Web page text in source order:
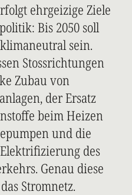
ehrgeizige Ziele
Bis 2050 soll
sein.
Stossrichtungen
Zubau von
der Ersatz
beim Heizen
und die
des
Genau diese
Stromnetz.